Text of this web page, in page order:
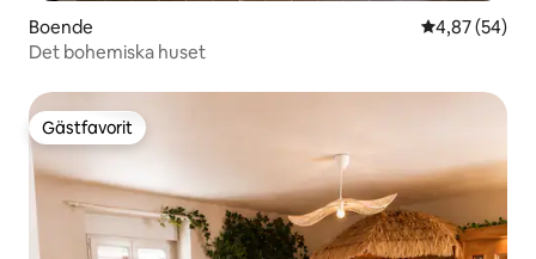
Boende 4,87 av 5 i
4,87 (54)
Det bohemiska huset
Gästfavorit
Gästfavorit